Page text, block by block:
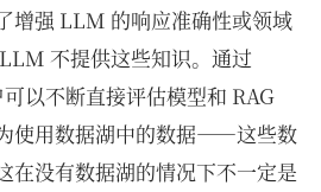
增强 LLM 的响应准确性或领域
不提供这些知识。通过
以不断直接评估模型和 RAG
使用数据湖中的数据——这些数
没有数据湖的情况下不一定是